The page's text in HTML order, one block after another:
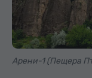
Арени-1 (Пещера